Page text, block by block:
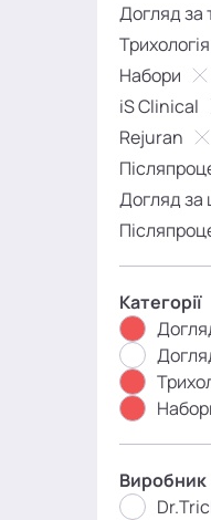
Догляд за
Трихологія
Набори
iS Clinical
Rejuran
Догляд за
Категорії
Виробник